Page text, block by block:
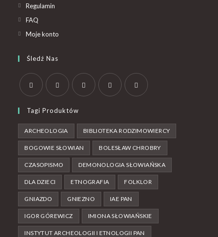
Regulamin
FAQ
Moje konto
Śledź Nas
Tagi Produktów
ARCHEOLOGIA BIBLIOTEKA RODZIMOWIERCY
BOGOWIE SŁOWIAN BOLESŁAW CHROBRY
CZASOPISMO DEMONOLOGIA SŁOWIAŃSKA
DLA DZIECI ETNOGRAFIA FOLKLOR
GNIAZDO GNIEZNO IAE PAN
IGOR GÓREWICZ IMIONA SŁOWIAŃSKIE
INSTYTUT ARCHEOLOGII I ETNOLOGII PAN